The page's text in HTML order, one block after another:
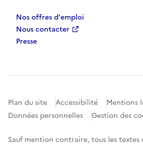
Nos offres d'emploi
Nous contacter
Presse
Plan du site Accessibilité
Mentions
Données personnelles
Gestion des
Sauf mention contraire, tous les textes